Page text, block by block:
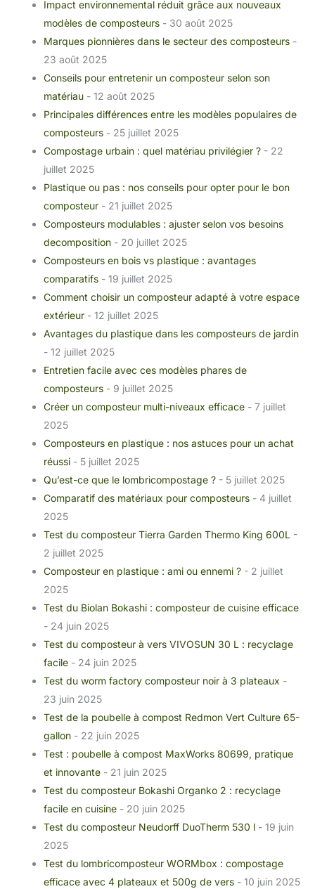
Impact environnemental réduit grâce aux nouveaux
modèles de composteurs - 30 août 2025
Marques pionnières dans le secteur des composteurs -
23 août 2025
Conseils pour entretenir un composteur selon son
matériau - 12 août 2025
Principales différences entre les modèles populaires de
composteurs - 25 juillet 2025
Compostage urbain : quel matériau privilégier ? - 22
juillet 2025
Plastique ou pas : nos conseils pour opter pour le bon
composteur - 21 juillet 2025
Composteurs modulables : ajuster selon vos besoins
decomposition - 20 juillet 2025
Composteurs en bois vs plastique : avantages
comparatifs - 19 juillet 2025
Comment choisir un composteur adapté à votre espace
extérieur - 12 juillet 2025
Avantages du plastique dans les composteurs de jardin
- 12 juillet 2025
Entretien facile avec ces modèles phares de
composteurs - 9 juillet 2025
Créer un composteur multi-niveaux efficace - 7 juillet
2025
Composteurs en plastique : nos astuces pour un achat
réussi - 5 juillet 2025
Qu’est-ce que le lombricompostage ? - 5 juillet 2025
Comparatif des matériaux pour composteurs - 4 juillet
2025
Test du composteur Tierra Garden Thermo King 600L -
2 juillet 2025
Composteur en plastique : ami ou ennemi ? - 2 juillet
2025
Test du Biolan Bokashi : composteur de cuisine efficace
- 24 juin 2025
Test du composteur à vers VIVOSUN 30 L : recyclage
facile - 24 juin 2025
Test du worm factory composteur noir à 3 plateaux -
23 juin 2025
Test de la poubelle à compost Redmon Vert Culture 65-
gallon - 22 juin 2025
Test : poubelle à compost MaxWorks 80699, pratique
et innovante - 21 juin 2025
Test du composteur Bokashi Organko 2 : recyclage
facile en cuisine - 20 juin 2025
Test du composteur Neudorff DuoTherm 530 l - 19 juin
2025
Test du lombricomposteur WORMbox : compostage
efficace avec 4 plateaux et 500g de vers - 10 juin 2025